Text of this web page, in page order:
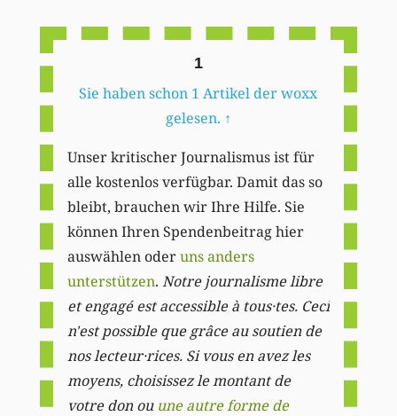
1
Sie haben schon 1 Artikel der woxx
gelesen. ↑
Unser kritischer Journalismus ist für
alle kostenlos verfügbar. Damit das so
bleibt, brauchen wir Ihre Hilfe. Sie
können Ihren Spendenbeitrag hier
auswählen oderuns anders
unterstützen. Notre journalisme libre
et engagé est accessible à tous·tes. Ceci
n'est possible que grâce au soutien de
nos lecteur·rices. Si vous en avez les
moyens, choisissez le montant de
votre don ou une autre forme de